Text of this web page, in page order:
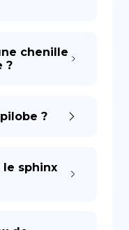
chenille
?
?
sphinx